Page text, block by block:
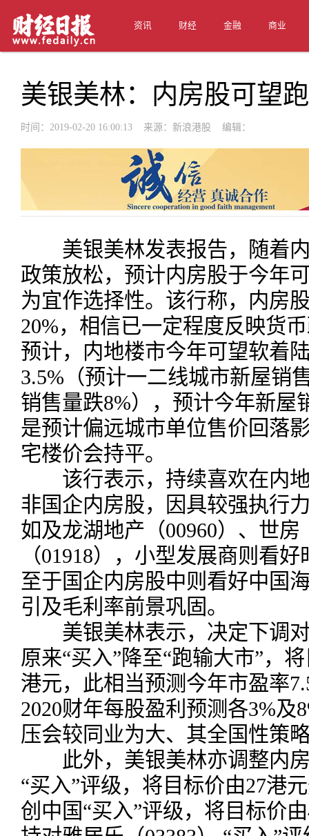
资讯 财经 金融 商业
美银美林：内房股可望
时间：2019-02-20 16:00:13 来源：新浪港股 编辑：
美银美林发表报告，随着内
政策放松，预计内房股于今年
为宜作选择性。该行称，内房
20%，相信已一定程度反映货
预计，内地楼市今年可望软着
3.5%（预计一二线城市新屋销
销售量跌8%），预计今年新屋
是预计偏远城市单位售价回落
宅楼价会持平。
该行表示，持续喜欢在内地
非国企内房股，因具较强执行
如及龙湖地产（00960）、世房
（01918），小型发展商则看
至于国企内房股中则看好中国
引及毛利率前景巩固。
美银美林表示，决定下调对
原来“买入”降至“跑输大市”，
港元，此相当预测今年市盈率
2020财年每股盈利预测各3%及
压会较同业为大、其全国性策
此外，美银美林亦调整内房
“买入”评级，将目标价由27港
创中国“买入”评级，将目标价